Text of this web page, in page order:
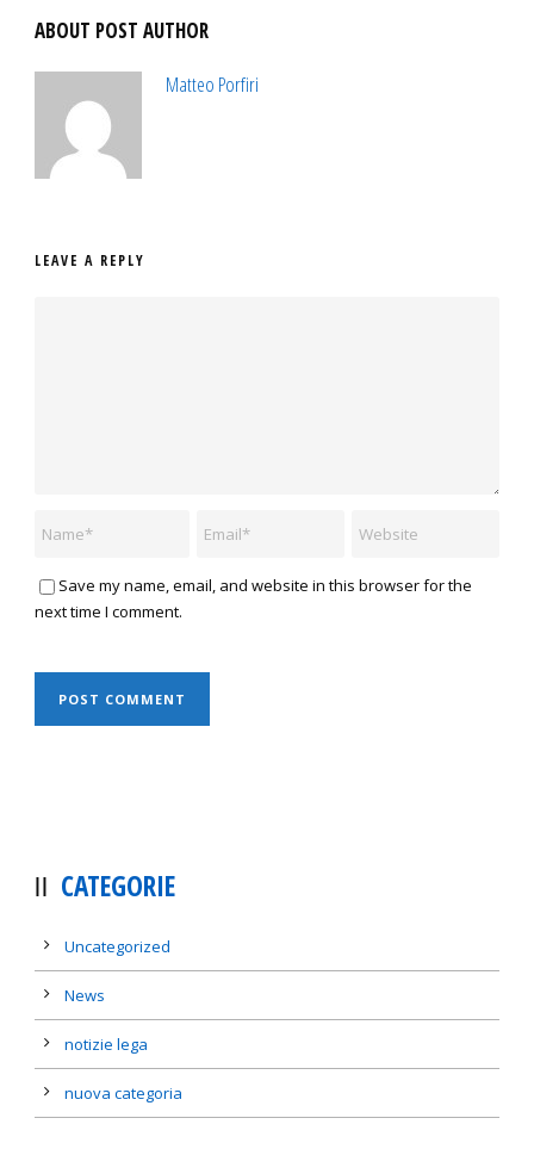
ABOUT POST AUTHOR
Matteo Porfiri
LEAVE A REPLY
Save my name, email, and website in this browser for the
next time I comment.
CATEGORIE
Uncategorized
News
notizie lega
nuova categoria